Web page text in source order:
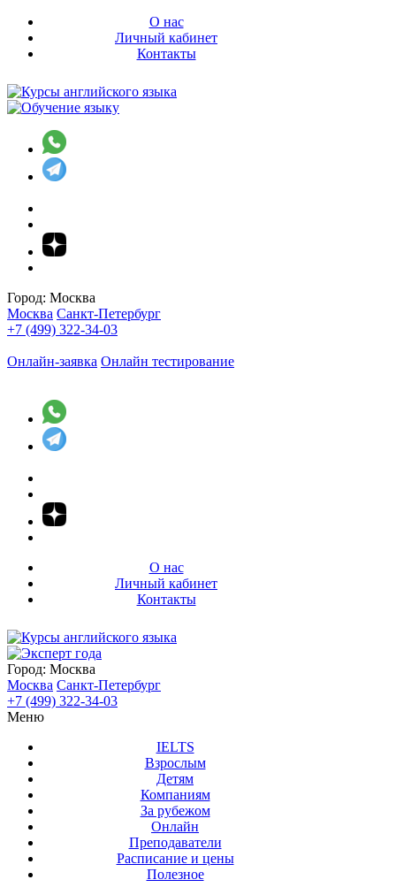
О нас
Личный кабинет
Контакты
Город: Москва
Москва Санкт-Петербург
+7 (499) 322-34-03
Онлайн-заявка Онлайн тестирование
О нас
Личный кабинет
Контакты
Город: Москва
Москва Санкт-Петербург
+7 (499) 322-34-03
Меню
IELTS
Взрослым
Детям
Компаниям
За рубежом
Онлайн
Преподаватели
Расписание и цены
Полезное